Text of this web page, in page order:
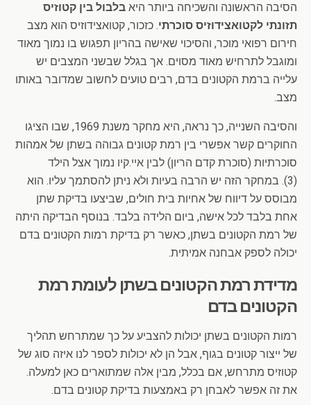
הסיבה הראשונה והשכיחה ביותר היא בלבול בין קטוזיס
תזונתי לקטואצידוזיס סוכרתי. כזכור, קטואצידוזיס הוא מצב
חירום רפואי מוכר, והסיכוי שאישה בהריון תפגוש בו נמוך מאוד
ומוגבל לתרחיש מאוד מסוים. אך בגלל שבשני המצבים יש
עלייה ברמת הקטונים בדם, רבים טועים לחשוב שמדובר באותו
מצב.
והסיבה השנייה, כך נראה, היא מחקר משנת 1969, שבו הציגו
החוקרים קשר אפשרי בין רמת קטונים גבוהה בשתן של אמהות
סוכרתיות (סוכרת קדם הריון) לבין איי.קיו נמוך אצל הילד
(3). במחקר הזה יש הרבה בעיות ולא ניתן להסתמך עליו. הוא
מבוסס על דיווח של אחיות בית חולים, שביצעו בדיקת שתן
אחת בלבד לכל אישה, ביום הלידה בלבד. בנוסף הבדיקה היתה
של רמת הקטונים בשתן, כאשר רק בדיקת רמות הקטונים בדם
יכולה לספק אבחנה אמיתית.
מדידת רמת הקטונים בשתן לעומת רמת
הקטונים בדם
רמות הקטונים בשתן יכולות להצביע על כך שמתרחש תהליך
של ייצור קטונים בגוף, אבל הן לא יכולות לספר לנו איזה סוג של
קטוזיס מתרחש, אם בכלל, מבין אלה שמתוארים כאן למעלה.
את זה אפשר לאבחן רק באמצעות בדיקת קטונים בדם.